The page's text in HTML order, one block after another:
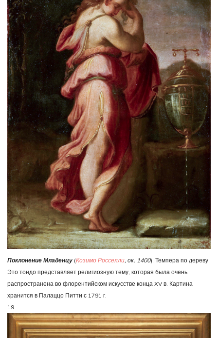
Поклонение Младенцу (Козимо Росселли, ок. 1400). Темпера по дереву.
Это тондо представляет религиозную тему, которая была очень
распространена во флорентийском искусстве конца XV в. Картина
хранится в Палаццо Питти с 1791 г.
19.